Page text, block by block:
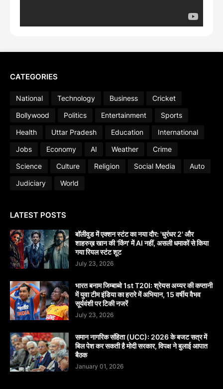
CATEGORIES
National Technology Business
Cricket
Bollywood
Politics Entertainment
Sports
Health
Uttar Pradesh Education
International
Jobs
Economy AI Weather
Crime
Science
Culture Religion Social Media
Auto
Judiciary
World
LATEST POSTS
बॉलीवुड में एक्शन स्टंट का नया दौर: 'धुरंधर 2' और
शाहरुख़ खान की 'किंग' में AI नहीं, असली धमाकों से किया
गया रियल स्टंट शूट
July 23, 2026
भारत बनाम जिम्बाब्वे 1st T20I: श्रेयस अय्यर की कप्तानी
में युवा टीम इंडिया का हरारे में अभियान, 15 वर्षीय वैभव
सूर्यवंशी पर टिकी नजरें
July 23, 2026
समान नागरिक संहिता (UCC): 2026 के बजट सत्र में
बिल पेश कर सकती है मोदी सरकार, विपक्ष ने बुलाई आपात
बैठक
January 01, 2026